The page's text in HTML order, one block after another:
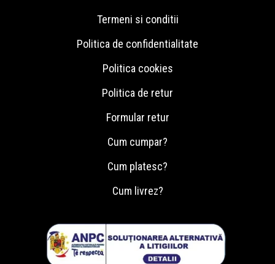
Termeni si conditii
Politica de confidentialitate
Politica cookies
Politica de retur
Formular retur
Cum cumpar?
Cum platesc?
Cum livrez?